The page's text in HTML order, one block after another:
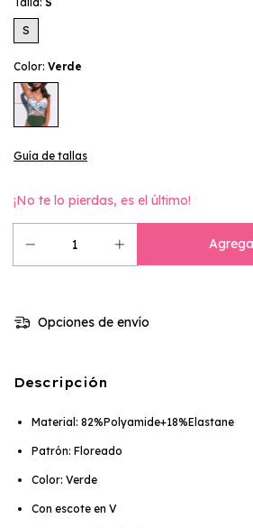
S
Color: Verde
Guía de tallas
¡No te lo pierdas, es el último!
Opciones de envío
Descripción
Material: 82%Polyamide+18%Elastane
Patrón: Floreado
Color: Verde
Con escote en V